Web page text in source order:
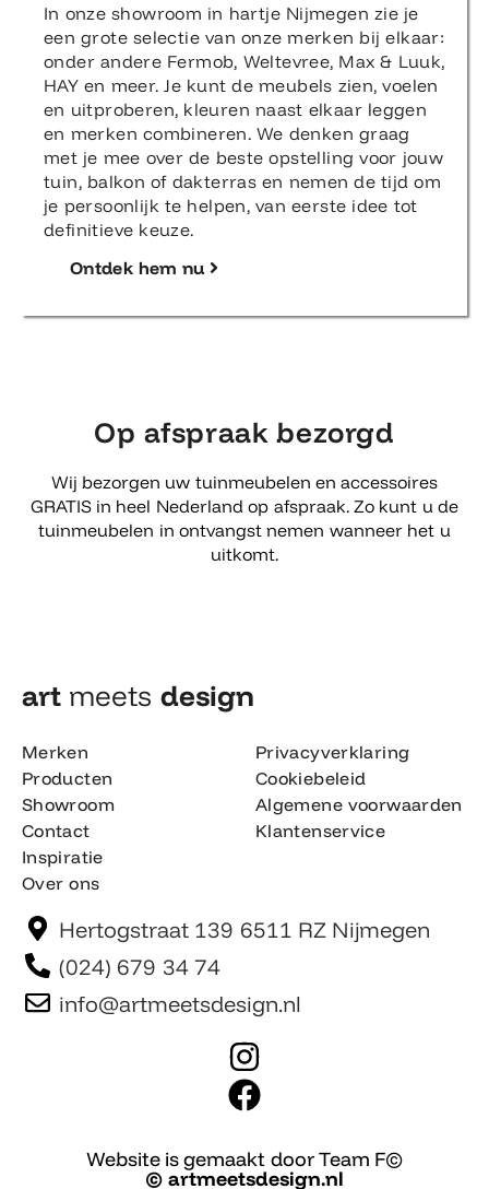
In onze showroom in hartje Nijmegen zie je
een grote selectie van onze merken bij elkaar:
onder andere Fermob, Weltevree, Max & Luuk,
HAY en meer. Je kunt de meubels zien, voelen
en uitproberen, kleuren naast elkaar leggen
en merken combineren. We denken graag
met je mee over de beste opstelling voor jouw
tuin, balkon of dakterras en nemen de tijd om
je persoonlijk te helpen, van eerste idee tot
definitieve keuze.
Ontdek hem nu
Op afspraak bezorgd
Wij bezorgen uw tuinmeubelen en accessoires
GRATIS in heel Nederland op afspraak. Zo kunt u de
tuinmeubelen in ontvangst nemen wanneer het u
uitkomt.
art meets design​
Merken
Producten
Showroom
Contact
Inspiratie
Over ons
Privacyverklaring
Cookiebeleid
Algemene voorwaarden
Klantenservice
Hertogstraat 139 6511 RZ Nijmegen
(024) 679 34 74
info@artmeetsdesign.nl
I
n
s
t
F
c
Website is gemaakt door Team F©
© artmeetsdesign.nl